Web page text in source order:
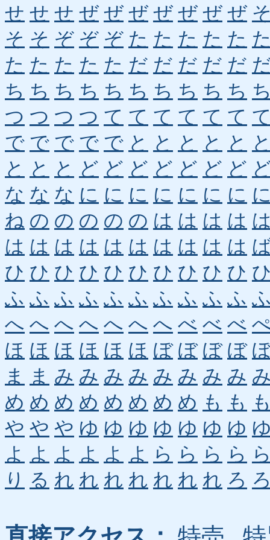
せ せ せ ぜ ぜ ぜ ぜ ぜ ぜ ぜ
そ そ ぞ ぞ ぞ た た た た た
た た た た た だ だ だ だ だ
ち ち ち ち ち ち ち ち ち ち
つ つ つ つ て て て て て て
で で で で で と と と と と
と と と ど ど ど ど ど ど ど
な な な に に に に に に に
ね の の の の の は は は は
は は は は は は は は は は
ひ ひ ひ ひ ひ ひ ひ ひ ひ ひ
ふ ふ ふ ふ ふ ふ ふ ふ ふ ふ
へ へ へ へ へ へ へ べ べ べ
ほ ほ ほ ほ ほ ほ ぼ ぼ ぼ ぼ
ま
ま み み み み み み み み
め め め め め め め め も も
や や や ゆ ゆ ゆ ゆ ゆ ゆ ゆ
よ よ よ よ よ よ ら ら ら ら
り る れ れ れ れ れ れ れ ろ